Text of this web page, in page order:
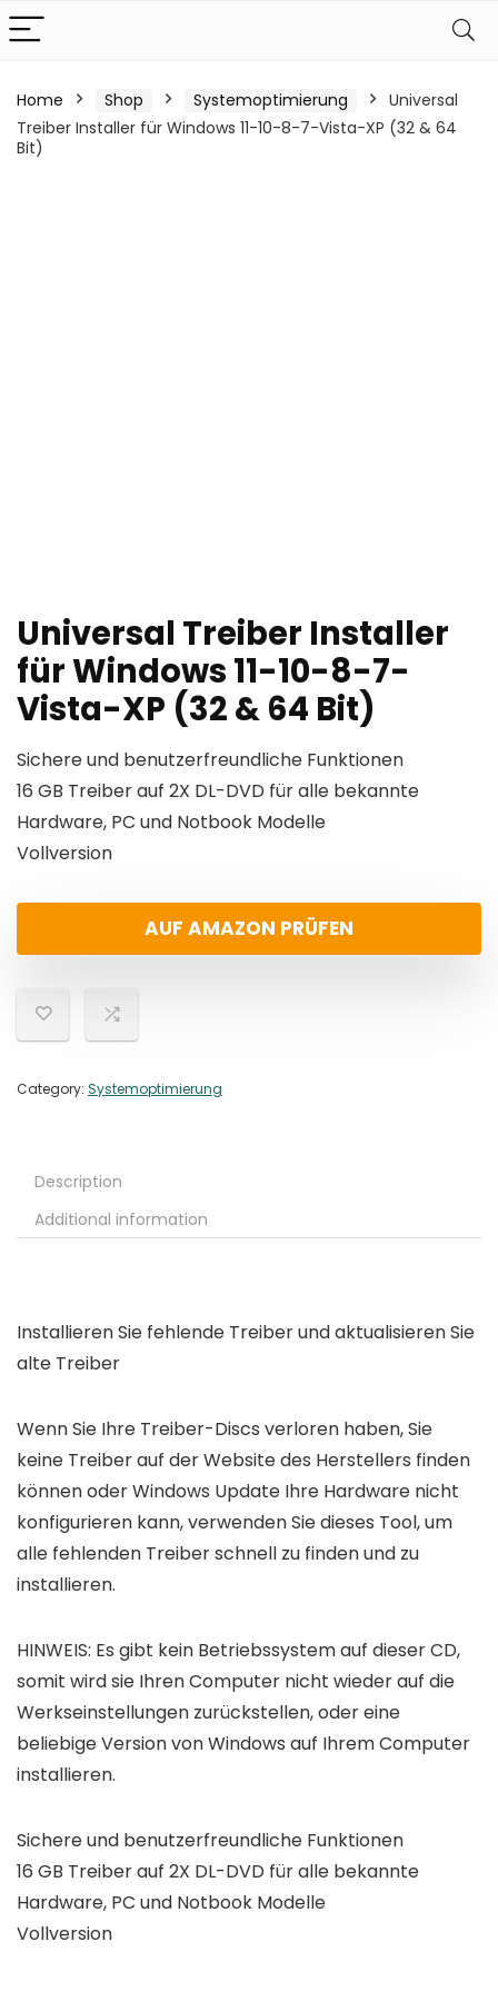
Home Shop Systemoptimierung
Universal
Treiber Installer für Windows 11-10-8-7-Vista-XP (32 & 64
Bit)
Universal Treiber Installer
für Windows 11-10-8-7-
Vista-XP (32 & 64 Bit)
Sichere und benutzerfreundliche Funktionen
16 GB Treiber auf 2X DL-DVD für alle bekannte
Hardware, PC und Notbook Modelle
Vollversion
AUF AMAZON PRÜFEN
Category: Systemoptimierung
Description
Additional information
Installieren Sie fehlende Treiber und aktualisieren Sie
alte Treiber
Wenn Sie Ihre Treiber-Discs verloren haben, Sie
keine Treiber auf der Website des Herstellers finden
können oder Windows Update Ihre Hardware nicht
konfigurieren kann, verwenden Sie dieses Tool, um
alle fehlenden Treiber schnell zu finden und zu
installieren.
HINWEIS: Es gibt kein Betriebssystem auf dieser CD,
somit wird sie Ihren Computer nicht wieder auf die
Werkseinstellungen zurückstellen, oder eine
beliebige Version von Windows auf Ihrem Computer
installieren.
Sichere und benutzerfreundliche Funktionen
16 GB Treiber auf 2X DL-DVD für alle bekannte
Hardware, PC und Notbook Modelle
Vollversion